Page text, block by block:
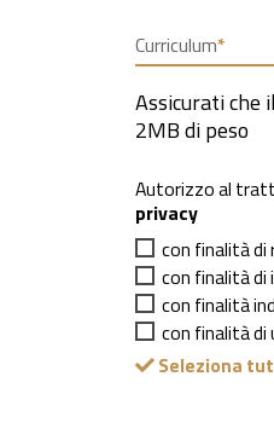
Curriculum*
Assicurati che
2MB di peso
Autorizzo al
privacy
con finalità
con finalità di
con finalità
con finalità di
Seleziona